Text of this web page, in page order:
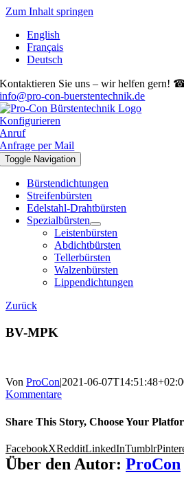
Zum Inhalt springen
English
Français
Deutsch
Kontaktieren Sie uns – wir helfen gern!
info@pro-con-buerstentechnik.de
Konfigurieren
Anruf
Anfrage per Mail
Toggle Navigation
Bürstendichtungen
Streifenbürsten
Edelstahl-Drahtbürsten
Spezialbürsten
Leistenbürsten
Abdichtbürsten
Tellerbürsten
Walzenbürsten
Lippendichtungen
Zurück
BV-MPK
Von ProCon|2021-06-
Kommentare
Share This Story, Choose Your
FacebookXRedditLinkedInTumblr
Über den Autor: ProCon